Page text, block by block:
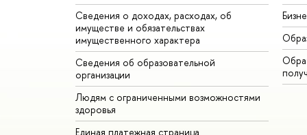
Сведения о доходах, расходах, об
имуществе и обязательствах
имущественного характера
Сведения об образовательной
организации
Людям с ограниченными возможностями
здоровья
Единая платежная страница